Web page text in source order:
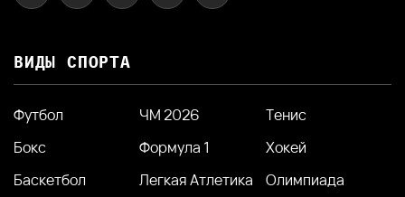
ВИДЫ СПОРТА
Футбол ЧМ 2026
Тенис
Бокс
Формула 1
Хокей
Баскетбол
Легкая Атлетика
Олимпиада